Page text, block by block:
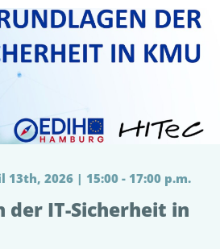
13th, 2026 | 15:00 - 17:00 p.m.
der IT-Sicherheit in